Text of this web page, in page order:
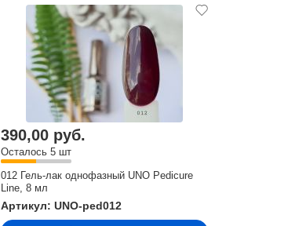
390,00 руб.
Осталось 5 шт
012 Гель-лак однофазный UNO Pedicure
Line, 8 мл
Артикул: UNO-ped012